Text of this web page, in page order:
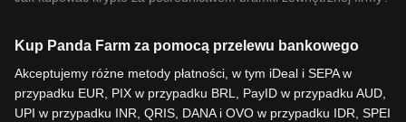
Kup Panda Farm za pomocą przelewu bankowego
Akceptujemy różne metody płatności, w tym iDeal i SEPA w
przypadku EUR, PIX w przypadku BRL, PayID w przypadku AUD,
UPI w przypadku INR, QRIS, DANA i OVO w przypadku IDR, SPEI